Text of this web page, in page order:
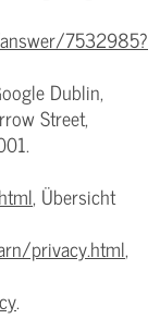
7532985?
Dublin,
Street,
, Übersicht
privacy.html,
.